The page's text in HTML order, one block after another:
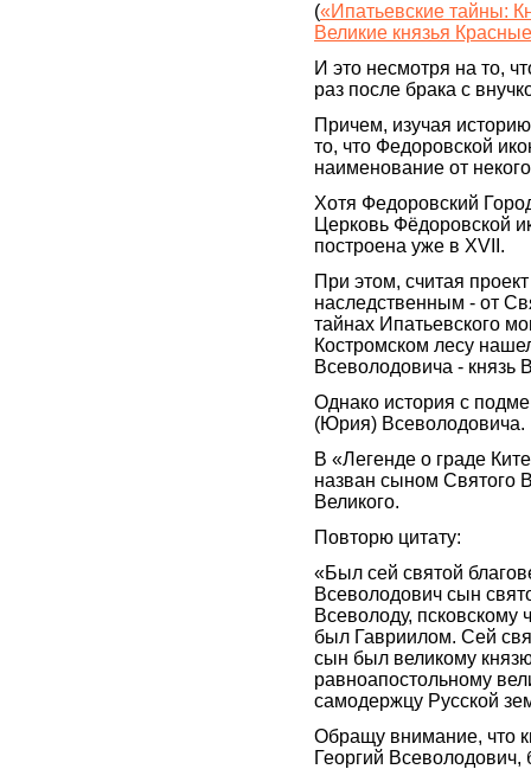
(«Ипатьевские тайны:
Великие князья
И это несмотря на то,
раз после брака с
Причем, изучая
то, что Федоровской
наименование от
Хотя Федоровский
Церковь Фёдоровской
построена уже в XVII.
При этом, считая
наследственным - от
тайнах Ипатьевского
Костромском лесу
Всеволодовича - князь
Однако история с
(Юрия) Всеволодовича.
В «Легенде о граде
назван сыном Святого
Великого.
Повторю цитату:
«Был сей святой
Всеволодович сын
Всеволоду, псковскому
был Гавриилом. Сей
сын был великому
равноапостольному
самодержцу Русской
Обращу внимание, что
Георгий